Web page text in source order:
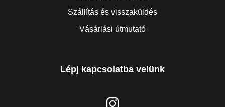
Szállítás és visszaküldés
Vásárlási útmutató
Lépj kapcsolatba velünk